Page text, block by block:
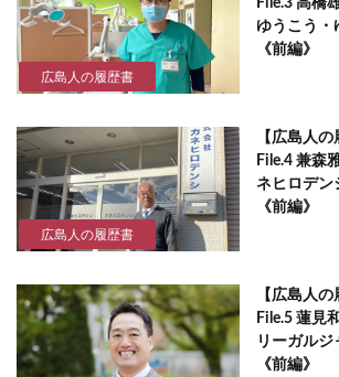
広島人の履歴書
ゆうこう
《前編》
広島人の履歴書
【広島人の
File.4 兼森
ネヒロデ
《前編》
【広島人の
File.5 蓮見
リーガルジ
《前編》